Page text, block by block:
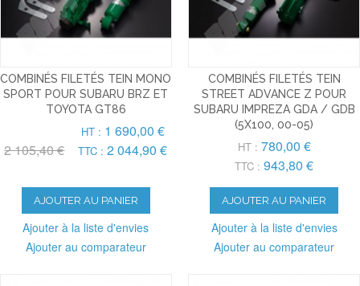
COMBINÉS FILETÉS TEIN MONO
SPORT POUR SUBARU BRZ ET
TOYOTA GT86
2 105,40 €
HT : 1 690,00 €
TTC : 2 044,90 €
AJOUTER AU PANIER
Ajouter à la liste d'envies
Ajouter au comparateur
COMBINÉS FILETÉS TEIN
STREET ADVANCE Z POUR
SUBARU IMPREZA GDA / GDB
(5X100, 00-05)
HT : 780,00 €
TTC : 943,80 €
AJOUTER AU PANIER
Ajouter à la liste d'envies
Ajouter au comparateur